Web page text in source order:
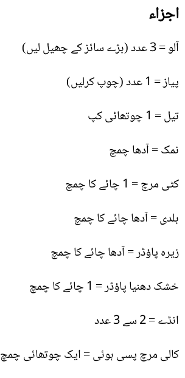
اجزاء
آلو = 3 عدد (بڑے سائز کے چھیل لیں)
پیاز = 1 عدد (چوپ کرلیں)
تیل = 1 چوتھائی کپ
نمک = آدھا چمچ
کٹی مرچ = 1 چائے کا چمچ
ہلدی = آدھا چائے کا چمچ
زیرہ پاؤڈر = آدھا چائے کا چمچ
خشک دھنیا پاؤڈر = 1 چائے کا چمچ
انڈے = 2 سے 3 عدد
کالی مرچ پسی ہوئی = ایک چوتھائی چمچ